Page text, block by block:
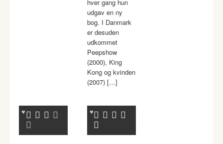
hver gang hun
udgav en ny
bog. I Danmark
er desuden
udkommet
Peepshow
(2000), King
Kong og kvinden
(2007) […]